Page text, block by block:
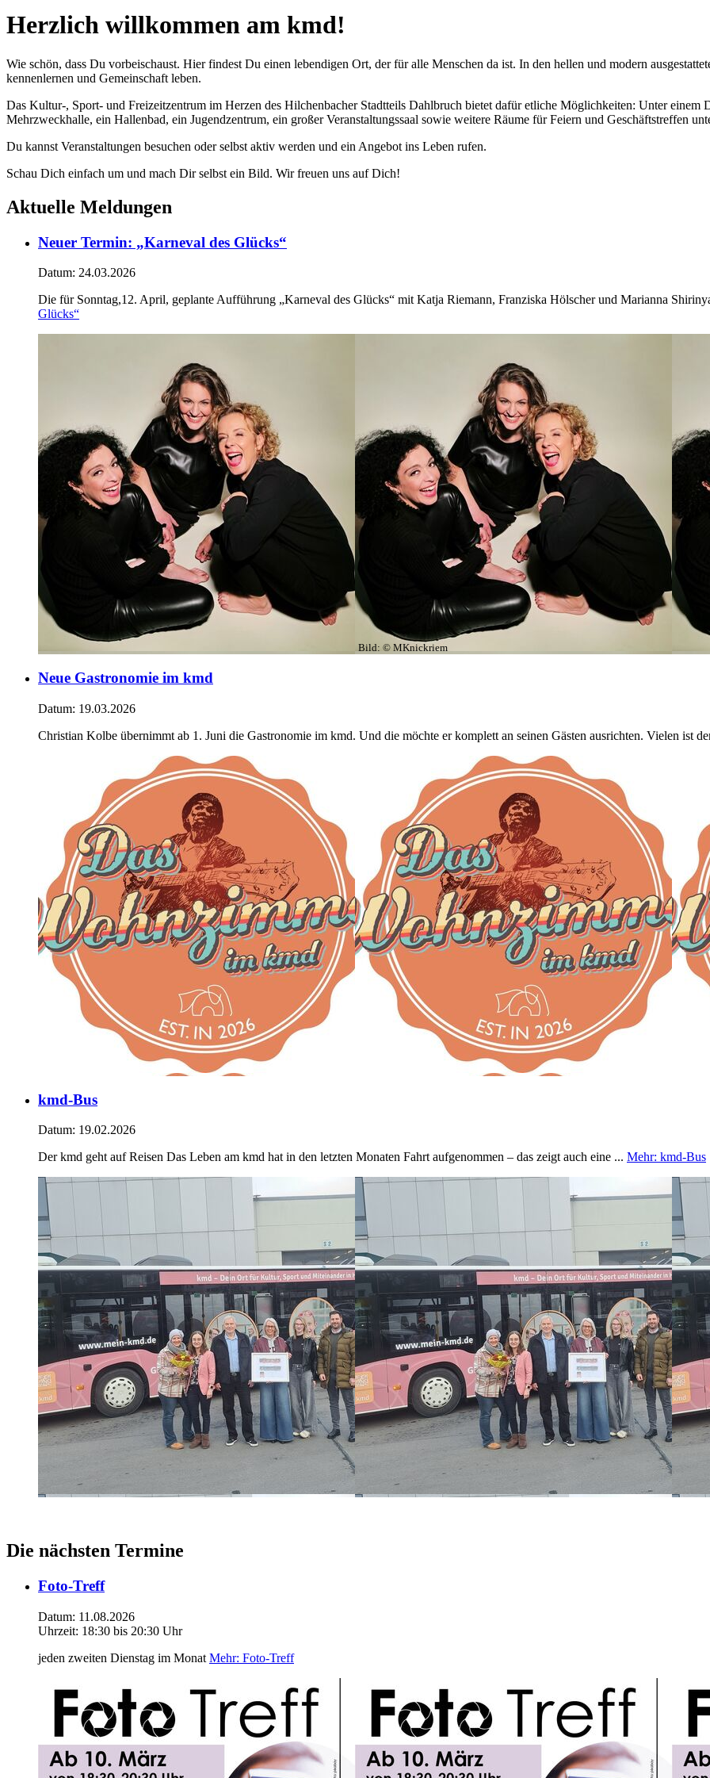
Herzlich willkommen am kmd!
Wie schön, dass Du vorbeischaust. Hier findest Du einen lebendigen Ort, der für alle Menschen da ist. In den hellen und modern
kennenlernen und Gemeinschaft leben.
Das Kultur-, Sport- und Freizeitzentrum im Herzen des Hilchenbacher Stadtteils Dahlbruch bietet dafür etliche Möglichkeiten: Unter einem
Mehrzweckhalle, ein Hallenbad, ein Jugendzentrum, ein großer Veranstaltungssaal sowie weitere Räume für Feiern und Geschäftstreffen
Du kannst Veranstaltungen besuchen oder selbst aktiv werden und ein Angebot ins Leben rufen.
Schau Dich einfach um und mach Dir selbst ein Bild. Wir freuen uns auf Dich!
Aktuelle Meldungen
Neuer Termin: „Karneval des Glücks“
Datum: 24.03.2026
Die für Sonntag,12. April, geplante Aufführung „Karneval des Glücks“ mit Katja Riemann, Franziska Hölscher und Marianna
Glücks“
Bild: © MKnickriem
Neue Gastronomie im kmd
Datum: 19.03.2026
Christian Kolbe übernimmt ab 1. Juni die Gastronomie im kmd. Und die möchte er komplett an seinen Gästen ausrichten. Vielen ist
kmd-Bus
Datum: 19.02.2026
Der kmd geht auf Reisen Das Leben am kmd hat in den letzten Monaten Fahrt aufgenommen – das zeigt auch eine ... Mehr: kmd-Bus
Die nächsten Termine
Foto-Treff
Datum: 11.08.2026
Uhrzeit: 18:30 bis 20:30 Uhr
jeden zweiten Dienstag im Monat Mehr: Foto-Treff